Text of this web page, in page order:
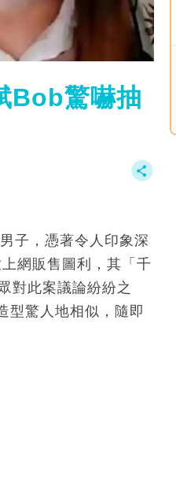
Bob驚嚇抽
子，憑著令人印象深
網販售圖利，其「千
對此案議論紛紛之
型驚人地相似，隨即